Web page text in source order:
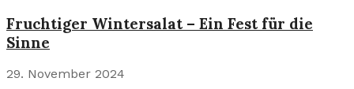
Fruchtiger Wintersalat – Ein Fest für die
Sinne
29. November 2024